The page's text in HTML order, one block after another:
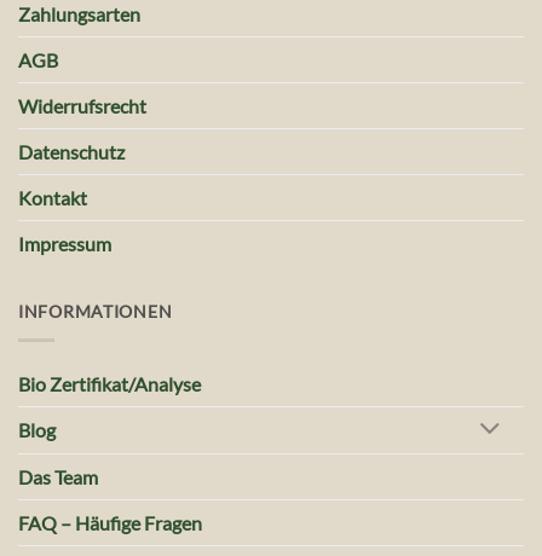
Zahlungsarten
AGB
Widerrufsrecht
Datenschutz
Kontakt
Impressum
INFORMATIONEN
Bio Zertifikat/Analyse
Blog
Das Team
FAQ – Häufige Fragen